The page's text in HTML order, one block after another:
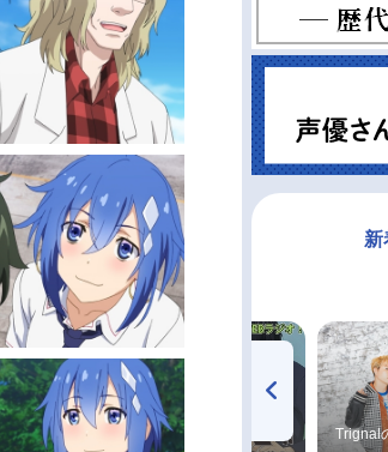
新
』
ハイキュー!! 烏野高校放送部! Trignal